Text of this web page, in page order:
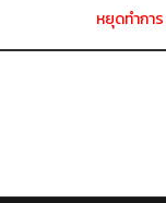
หยุดทำการ